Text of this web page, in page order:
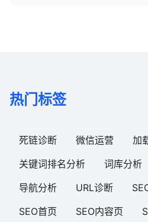
热门标签
死链诊断 微信运营 加
关键词排名分析
词库分析
导航分析
URL诊断
SEO首页
SEO内容页